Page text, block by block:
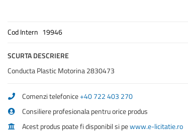
Cod Intern 19946
SCURTA DESCRIERE
Conducta Plastic Motorina 2830473
Comenzi telefonice+40 722 403 270
Consiliere profesionala pentru orice produs
Acest produs poate fi disponibil si pewww.e-licitatie.ro